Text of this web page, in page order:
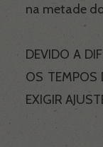
na metade
DEVIDO A
OS TEMPOS
EXIGIR